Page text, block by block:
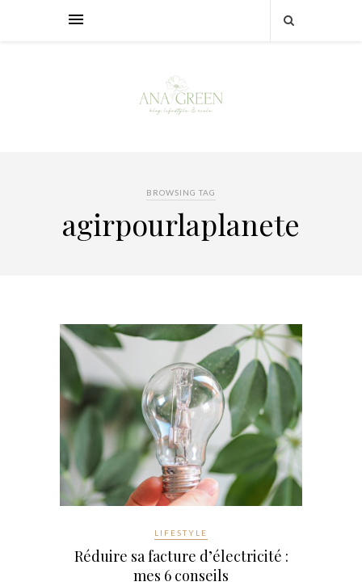
BROWSING TAG
agirpourlaplanete
LIFESTYLE
Réduire sa facture d’électricité :
mes 6 conseils